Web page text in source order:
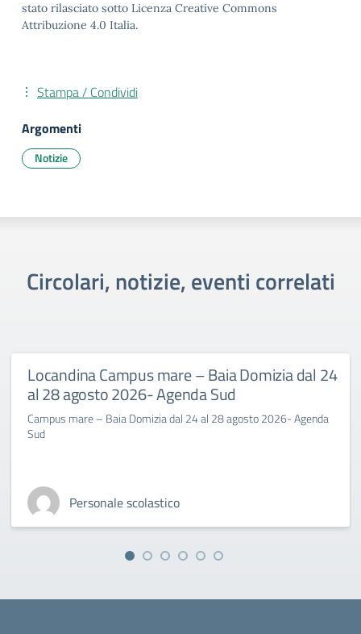
stato rilasciato sotto Licenza Creative Commons
Attribuzione 4.0 Italia.
Stampa / Condividi
Argomenti
Notizie
Circolari, notizie, eventi correlati
Locandina Campus mare – Baia Domizia dal 24
al 28 agosto 2026- Agenda Sud
Campus mare – Baia Domizia dal 24 al 28 agosto 2026- Agenda
Sud
Personale scolastico